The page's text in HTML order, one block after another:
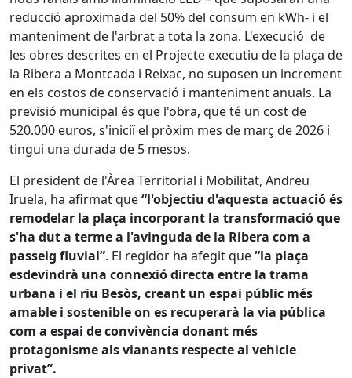
reducció aproximada del 50% del consum en kWh- i el
manteniment de l'arbrat a tota la zona. L'execució de
les obres descrites en el Projecte executiu de la plaça de
la Ribera a Montcada i Reixac, no suposen un increment
en els costos de conservació i manteniment anuals. La
previsió municipal és que l'obra, que té un cost de
520.000 euros, s'iniciï el pròxim mes de març de 2026 i
tingui una durada de 5 mesos.
El president de l'Àrea Territorial i Mobilitat, Andreu
Iruela, ha afirmat que“l'objectiu d'aquesta actuació és
remodelar la plaça incorporant la transformació que
s'ha dut a terme a l'avinguda de la Ribera com a
passeig fluvial”. El regidor ha afegit que“la plaça
esdevindrà una connexió directa entre la trama
urbana i el riu Besòs, creant un espai públic més
amable i sostenible on es recuperarà la via pública
com a espai de convivència donant més
protagonisme als vianants respecte al vehicle
privat”.